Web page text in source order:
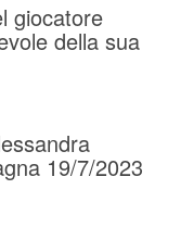
giocatore
della sua
19/7/2023